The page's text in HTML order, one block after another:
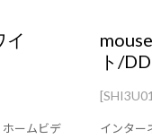
イ
ームビデ
ト/
インター